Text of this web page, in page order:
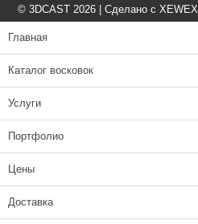
© 3DCAST 2026 | Сделано с XEWEX
Главная
Каталог восковок
Услуги
Портфолио
Цены
Доставка